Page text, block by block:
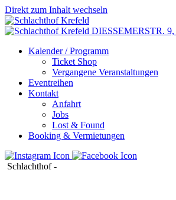
Direkt zum Inhalt wechseln
DIESSEMERSTR. 9,
Kalender / Programm
Ticket Shop
Vergangene Veranstaltungen
Eventreihen
Kontakt
Anfahrt
Jobs
Lost & Found
Booking & Vermietungen
Schlachthof-